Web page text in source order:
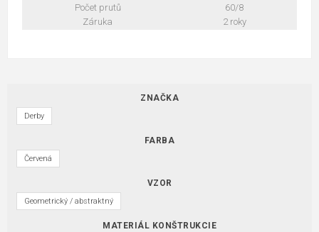
Počet prutů
60/8
Záruka
2 roky
ZNAČKA
Derby
FARBA
Červená
VZOR
Geometrický / abstraktný
MATERIÁL KONŠTRUKCIE